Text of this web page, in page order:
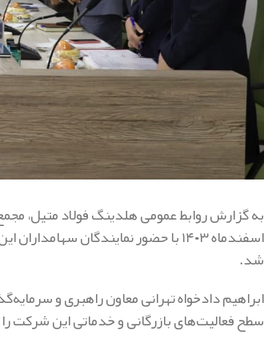
اسفندماه ۱۴۰۳ با حضور نمایندگان
شد.
سطح فعالیت‌های بازرگانی و خدماتی این شرکت